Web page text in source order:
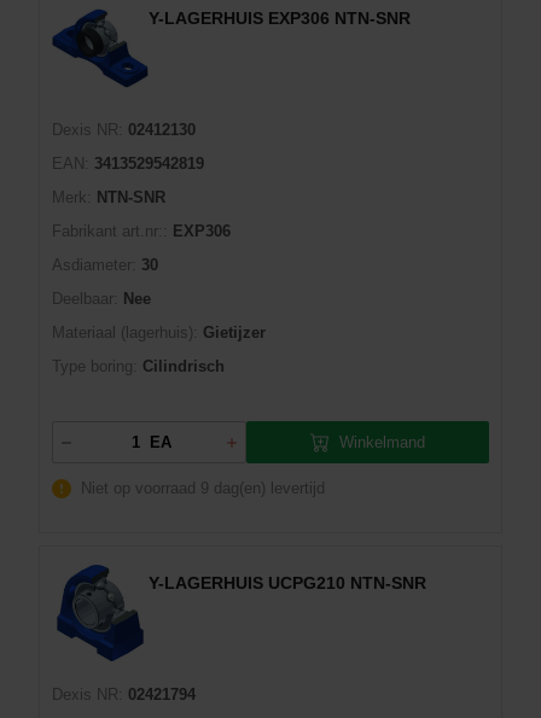
Y-LAGERHUIS EXP306 NTN-SNR
Dexis NR:
02412130
EAN:
3413529542819
Merk:
NTN-SNR
Fabrikant art.nr::
EXP306
Asdiameter: 30
Deelbaar:
Nee
Materiaal (lagerhuis):
Gietijzer
Type boring:
Cilindrisch
EA Winkelmand
Niet op voorraad 9 dag(en) levertijd
Y-LAGERHUIS UCPG210 NTN-SNR
Dexis NR:
02421794